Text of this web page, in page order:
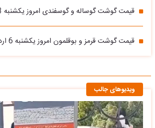
قیمت گوشت گوساله و گوسفندی امروز یکشنبه 3 خرداد 1405
قیمت گوشت قرمز و بوقلمون امروز یکشنبه 6 اردیبهشت + جدول
ویدیوهای جالب